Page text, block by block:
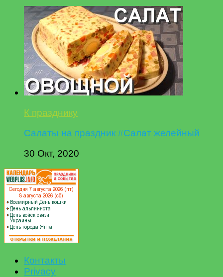
К празднику
Салаты на праздник #Салат желейный
30 Окт, 2020
Контакты
Privacy